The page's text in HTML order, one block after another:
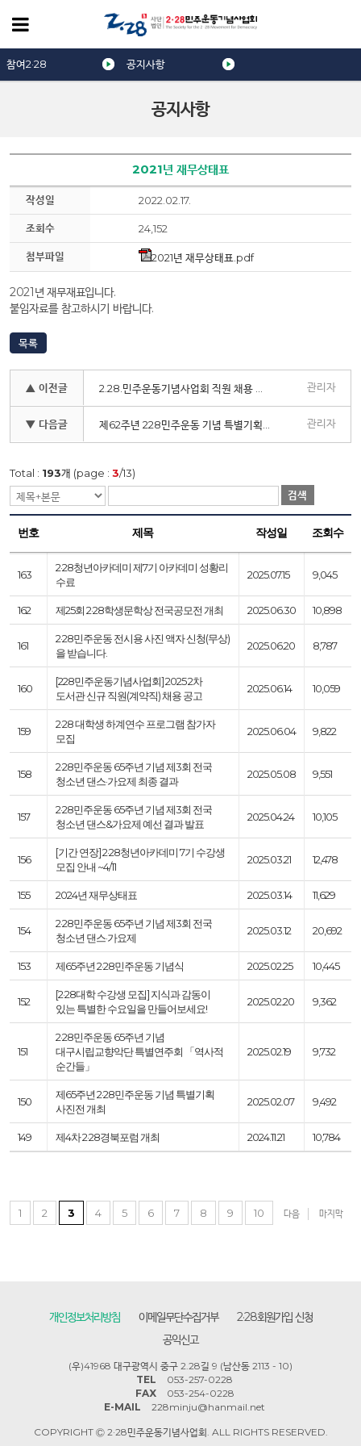
공지사항
참여2·28 공지사항
2021년 재무상태표
작성일 2022.02.17.
조회수 24,152
첨부파일 2021년 재무상태표.pdf
2021년 재무재표입니다.
붙임자료를 참고하시기 바랍니다.
목록
▲ 이전글 관리자
▼ 다음글 관리자
Total : 193개 (page : 3/13)
검색
번호 제목 작성일 조회수
163
2·28청년아카데미 제7기 아카데미 성황리
수료
2025.07.15 9,045
162 제25회 2·28학생문학상 전국공모전 개최 2025.06.30 10,898
161
2·28민주운동 전시용 사진 액자 신청(무상)
을 받습니다.
2025.06.20 8,787
160
[228민주운동기념사업회] 2025 2차
도서관 신규 직원(계약직) 채용 공고
2025.06.14 10,059
159
2·28 대학생 하계연수 프로그램 참가자
모집
2025.06.04 9,822
158
2·28민주운동 65주년 기념 제3회 전국
청소년 댄스·가요제 최종 결과
2025.05.08 9,551
157
2·28민주운동 65주년 기념 제3회 전국
청소년 댄스&가요제 예선 결과 발표
2025.04.24 10,105
156
[기간 연장] 2·28청년아카데미 7기 수강생
모집 안내 ~4/11
2025.03.21 12,478
155 2024년 재무상태표 2025.03.14 11,629
154
2·28민주운동 65주년 기념 제3회 전국
청소년 댄스·가요제
2025.03.12 20,692
153 제65주년 2·28민주운동 기념식 2025.02.25 10,445
152
[2·28대학 수강생 모집] 지식과 감동이
있는 특별한 수요일을 만들어보세요!
2025.02.20 9,362
151
2·28민주운동 65주년 기념
대구시립교향악단 특별연주회 「역사적
순간들」
2025.02.19 9,732
150
제65주년 2·28민주운동 기념 특별기획
사진전 개최
2025.02.07 9,492
149 제4차 2·28경북포럼 개최 2024.11.21 10,784
1 2 3 4 5 6 7 8 9 10 다음 마지막
개인정보처리방침 이메일무단수집거부
2·28회원가입 신청
공익신고
(우)41968 대구광역시 중구 2.28길 9 (남산동 2113 - 10)
TEL
053-257-0228
FAX
053-254-0228
E-MAIL
228minju@hanmail.net
COPYRIGHT Ⓒ 2·28민주운동기념사업회. ALL RIGHTS RESERVED.